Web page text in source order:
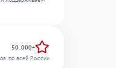
50 000+
по всей России